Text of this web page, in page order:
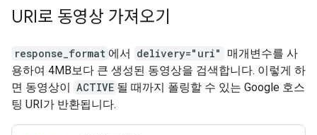
URI로 동영상 가져오기
response_format 에서 delivery="uri"
매개변수를 사
용하여 4MB보다 큰 생성된 동영상을 검색합니다. 이렇게 하
면 동영상이 ACTIVE 될 때까지 폴링할 수 있는 Google 호스
팅 URI가 반환됩니다.